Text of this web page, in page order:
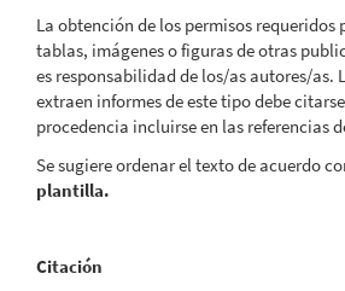
La obtención de los permisos requeridos
tablas, imágenes o figuras de otras
es responsabilidad de los/as autores/as.
extraen informes de este tipo debe
procedencia incluirse en las referencias
Se sugiere ordenar el texto de acuerdo
plantilla.
Citación